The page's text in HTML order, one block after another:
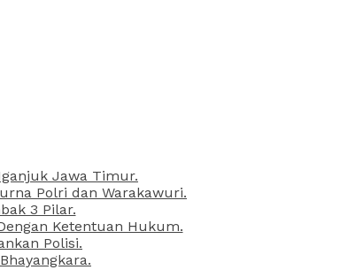
Jawa Timur.
Polri dan Warakawuri.
3 Pilar.
Ketentuan Hukum.
Polisi.